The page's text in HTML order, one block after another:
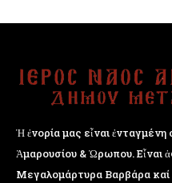
Ἡ ἐνορία μας εἶναι
Ἁμαρουσίου & Ὠρωπου. Εἶναι
Μεγαλομάρτυρα Βαρβάρα καί